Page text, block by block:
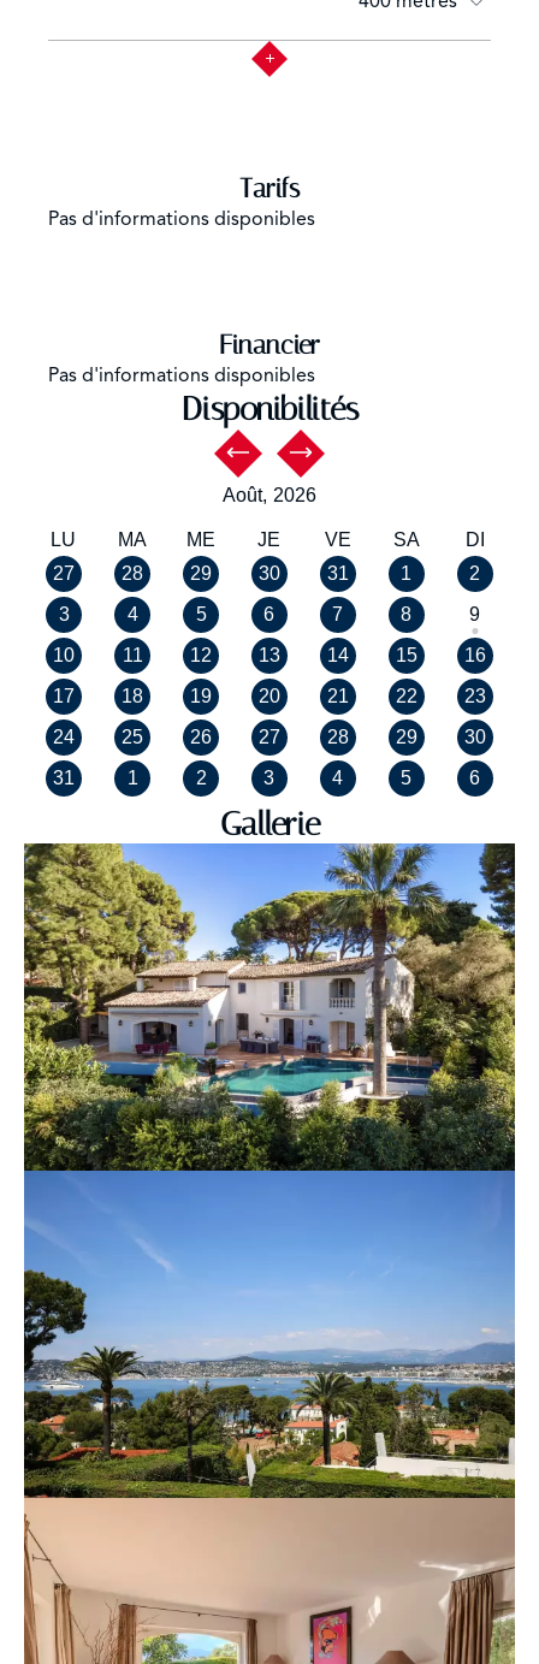
Tarifs
Pas d'informations disponibles
Financier
Pas d'informations disponibles
Disponibilités
Août, 2026
LU MA ME JE VE SA
DI
27
28 29 30 31 1
2
3
4 5 6 7 8
9
10
11 12 13 14 15
16
17
18 19 20 21 22
23
24
25 26 27 28 29
30
31
1 2 3 4 5 6
Gallerie